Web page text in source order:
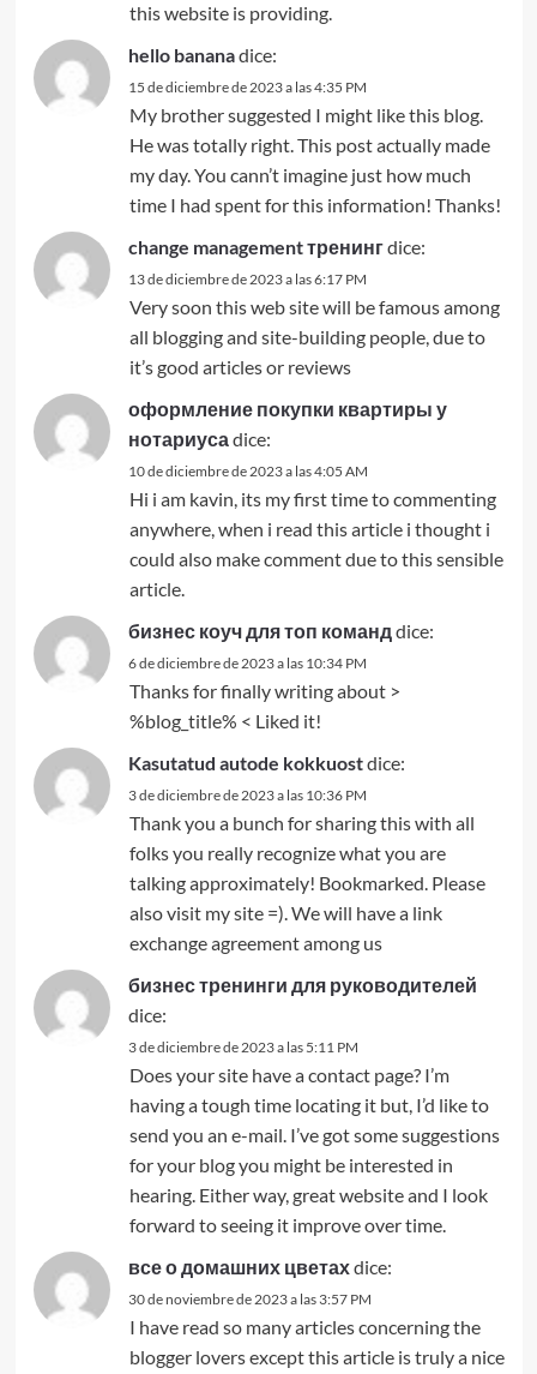
this website is providing.
hello bananadice:
15 de diciembre de 2023 a las 4:35 PM
My brother suggested I might like this blog.
He was totally right. This post actually made
my day. You cann’t imagine just how much
time I had spent for this information! Thanks!
change management тренингdice:
13 de diciembre de 2023 a las 6:17 PM
Very soon this web site will be famous among
all blogging and site-building people, due to
it’s good articles or reviews
оформление покупки квартиры у
нотариусаdice:
10 de diciembre de 2023 a las 4:05 AM
Hi i am kavin, its my first time to commenting
anywhere, when i read this article i thought i
could also make comment due to this sensible
article.
бизнес коуч для топ командdice:
6 de diciembre de 2023 a las 10:34 PM
Thanks for finally writing about >
%blog_title% < Liked it!
Kasutatud autode kokkuostdice:
3 de diciembre de 2023 a las 10:36 PM
Thank you a bunch for sharing this with all
folks you really recognize what you are
talking approximately! Bookmarked. Please
also visit my site =). We will have a link
exchange agreement among us
бизнес тренинги для руководителей
dice:
3 de diciembre de 2023 a las 5:11 PM
Does your site have a contact page? I’m
having a tough time locating it but, I’d like to
send you an e-mail. I’ve got some suggestions
for your blog you might be interested in
hearing. Either way, great website and I look
forward to seeing it improve over time.
все о домашних цветахdice:
30 de noviembre de 2023 a las 3:57 PM
I have read so many articles concerning the
blogger lovers except this article is truly a nice